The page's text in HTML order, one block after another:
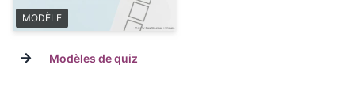
MODÈLE
→ Modèles de quiz